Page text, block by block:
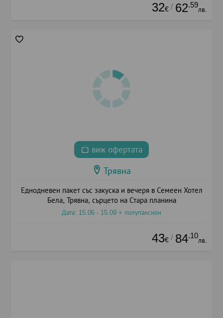
32€ / 62.59
лв.
виж офертата
Трявна
Еднодневен пакет със закуска и вечеря в Семеен Хотел
Бела, Трявна, сърцето на Стара планина
Дата: 15.06 - 15.09 + полупансион
43€ / 84.10
лв.